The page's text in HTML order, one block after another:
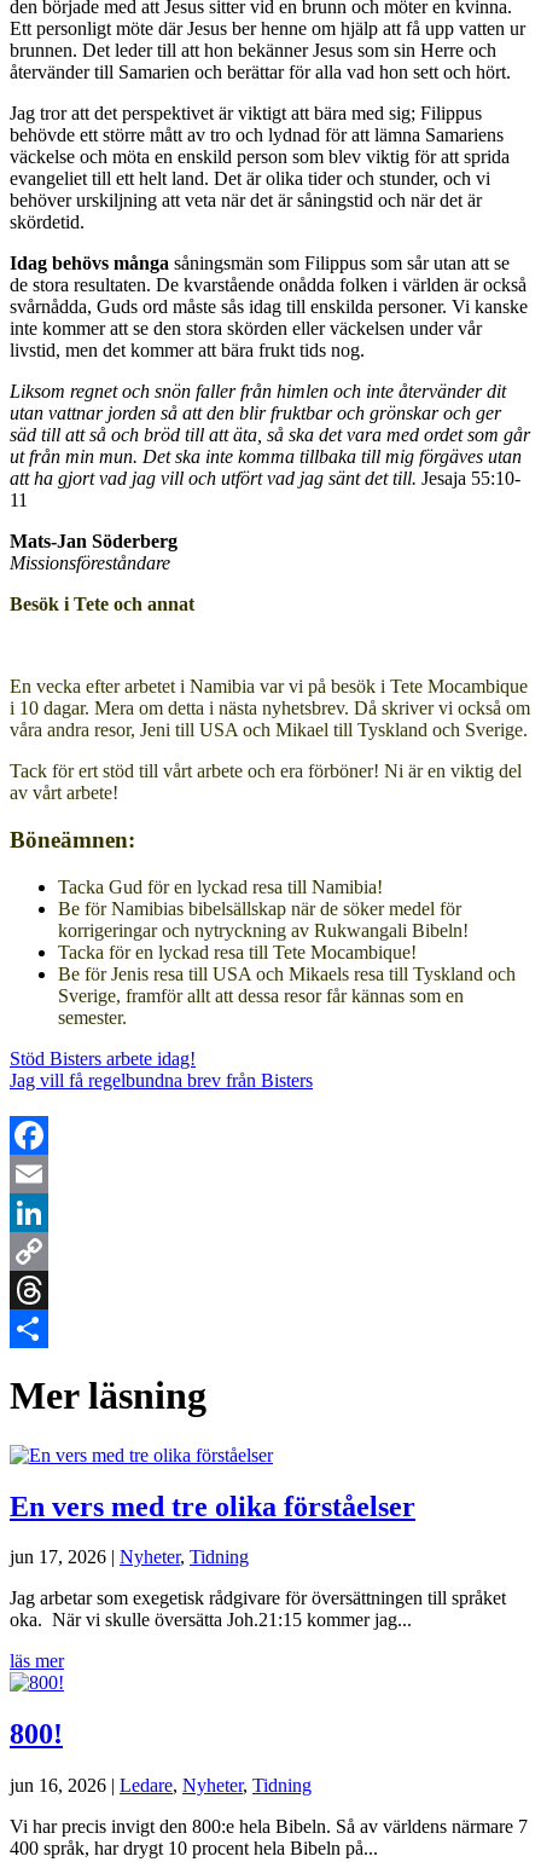
den började med att Jesus sitter vid en brunn och möter en kvinna.
Ett personligt möte där Jesus ber henne om hjälp att få upp vatten ur
brunnen. Det leder till att hon bekänner Jesus som sin Herre och
återvänder till Samarien och berättar för alla vad hon sett och hört.
Jag tror att det perspektivet är viktigt att bära med sig; Filippus
behövde ett större mått av tro och lydnad för att lämna Samariens
väckelse och möta en enskild person som blev viktig för att sprida
evangeliet till ett helt land. Det är olika tider och stunder, och vi
behöver urskiljning att veta när det är såningstid och när det är
skördetid.
Idag behövs många såningsmän som Filippus som sår utan att se
de stora resultaten. De kvarstående onådda folken i världen är också
svårnådda, Guds ord måste sås idag till enskilda personer. Vi kanske
inte kommer att se den stora skörden eller väckelsen under vår
livstid, men det kommer att bära frukt tids nog.
Liksom regnet och snön faller från himlen och inte återvänder dit
utan vattnar jorden så att den blir fruktbar och grönskar och ger
säd till att så och bröd till att äta, så ska det vara med ordet som går
ut från min mun. Det ska inte komma tillbaka till mig förgäves utan
att ha gjort vad jag vill och utfört vad jag sänt det till. Jesaja 55:10-
11
Mats-Jan Söderberg
Missionsföreståndare
Besök i Tete och annat
En vecka efter arbetet i Namibia var vi på besök i Tete Mocambique
i 10 dagar. Mera om detta i nästa nyhetsbrev. Då skriver vi också om
våra andra resor, Jeni till USA och Mikael till Tyskland och Sverige.
Tack för ert stöd till vårt arbete och era förböner! Ni är en viktig del
av vårt arbete!
Böneämnen:
Tacka Gud för en lyckad resa till Namibia!
Be för Namibias bibelsällskap när de söker medel för
korrigeringar och nytryckning av Rukwangali Bibeln!
Tacka för en lyckad resa till Tete Mocambique!
Be för Jenis resa till USA och Mikaels resa till Tyskland och
Sverige, framför allt att dessa resor får kännas som en
semester.
Stöd Bisters arbete idag!
Jag vill få regelbundna brev från Bisters
Mer läsning
En vers med tre olika förståelser
jun 17, 2026 | Nyheter, Tidning
Jag arbetar som exegetisk rådgivare för översättningen till språket
oka. När vi skulle översätta Joh.21:15 kommer jag...
läs mer
800!
jun 16, 2026 | Ledare, Nyheter, Tidning
Vi har precis invigt den 800:e hela Bibeln. Så av världens närmare 7
400 språk, har drygt 10 procent hela Bibeln på...